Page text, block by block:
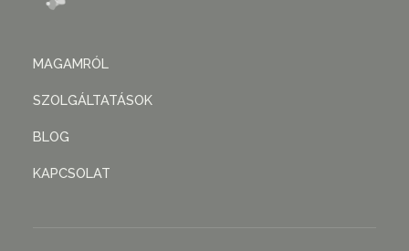
MAGAMRÓL
SZOLGÁLTATÁSOK
BLOG
KAPCSOLAT